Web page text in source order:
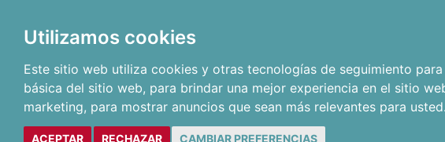
Utilizamos cookies
Este sitio web utiliza cookies y otras tecnologías de seguimiento
básica del sitio web, para brindar una mejor experiencia en el sitio
marketing, para mostrar anuncios que sean más relevantes para usted.
ACEPTAR RECHAZAR CAMBIAR PREFERENCIAS